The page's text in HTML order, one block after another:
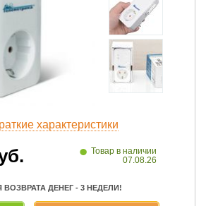
характеристики
• Товар в наличии
07.08.26
ВОЗВРАТА ДЕНЕГ - 3 НЕДЕЛИ!